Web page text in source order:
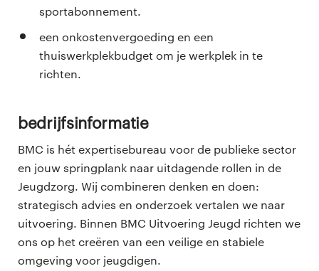
sportabonnement.
een onkostenvergoeding en een
thuiswerkplekbudget om je werkplek in te
richten.
Bedrijfsinformatie
BMC is hét expertisebureau voor de publieke sector
en jouw springplank naar uitdagende rollen in de
Jeugdzorg. Wij combineren denken en doen:
strategisch advies en onderzoek vertalen we naar
uitvoering. Binnen BMC Uitvoering Jeugd richten we
ons op het creëren van een veilige en stabiele
omgeving voor jeugdigen.